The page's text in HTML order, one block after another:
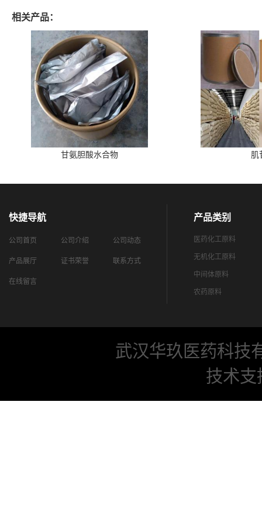
相关产品：
甘氨胆酸水合物 肌
快捷导航
公司首页 公司介绍 公司动态
产品展厅 证书荣誉 联系方式
在线留言
产品类别
医药化工原料
无机化工原料
中间体原料
农药原料
武汉华玖医药科技
技术